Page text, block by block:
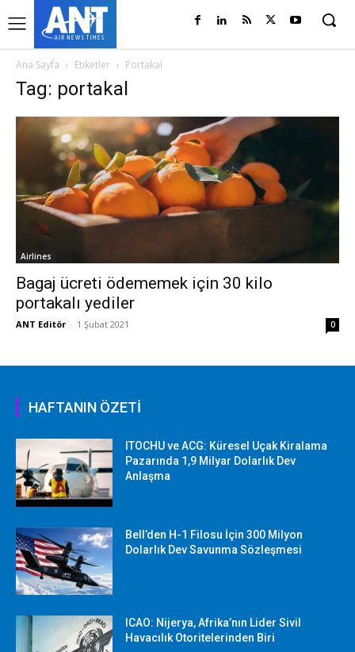
Ana Sayfa Etiketler Portakal
Tag: portakal
Airlines
Bagaj ücreti ödememek için 30 kilo
portakalı yediler
ANT Editör - 1 Şubat 2021 0
HAFTANIN ÖZETİ
ITOCHU ve ACG: Küresel Uçak Kiralama
Pazarında 1,9 Milyar Dolarlık Dev
Anlaşma
Bell’den H-1 Filosu İçin 300 Milyon
Dolarlık Dev Savunma Sözleşmesi
ICAO: Nijerya, Afrika’nın Lider Sivil
Havacılık Otoritelerinden Biri